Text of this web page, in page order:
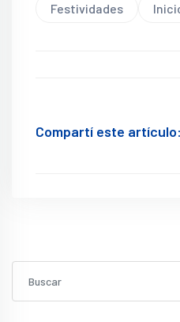
Festividades
Compartí este artículo: